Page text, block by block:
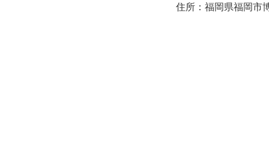
住所：福岡県福岡市